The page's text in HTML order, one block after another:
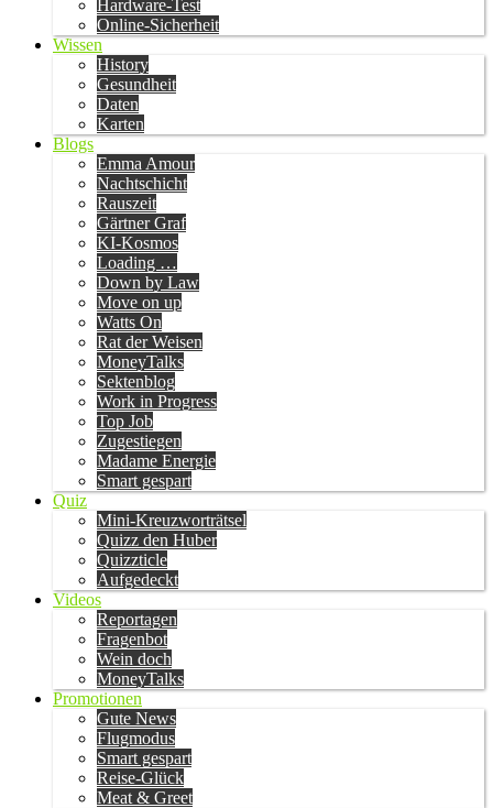
Hardware-Test
Online-Sicherheit
Wissen
History
Gesundheit
Daten
Karten
Blogs
Emma Amour
Nachtschicht
Rauszeit
Gärtner Graf
KI-Kosmos
Loading …
Down by Law
Move on up
Watts On
Rat der Weisen
MoneyTalks
Sektenblog
Work in Progress
Top Job
Zugestiegen
Madame Energie
Smart gespart
Quiz
Mini-Kreuzworträtsel
Quizz den Huber
Quizzticle
Aufgedeckt
Videos
Reportagen
Fragenbot
Wein doch
MoneyTalks
Promotionen
Gute News
Flugmodus
Smart gespart
Reise-Glück
Meat & Greet